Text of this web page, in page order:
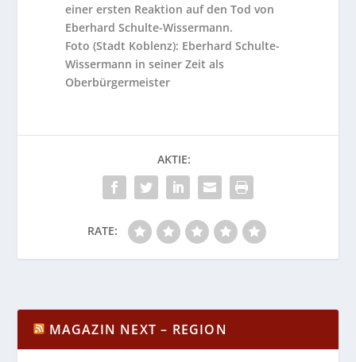
einer ersten Reaktion auf den Tod von
Eberhard Schulte-Wissermann.
Foto (Stadt Koblenz): Eberhard Schulte-
Wissermann in seiner Zeit als
Oberbürgermeister
AKTIE:
RATE:
MAGAZIN NEXT – REGION